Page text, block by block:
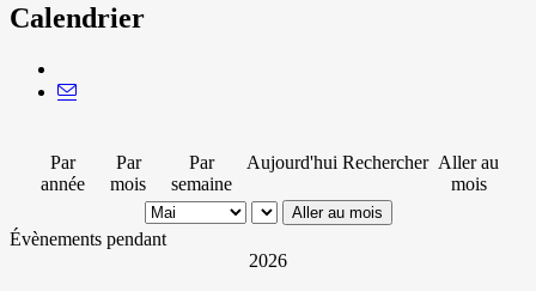
Calendrier
Par
année
Par
mois
Par
semaine
Aujourd'hui Rechercher Aller au
mois
Aller au mois
Évènements pendant
2026